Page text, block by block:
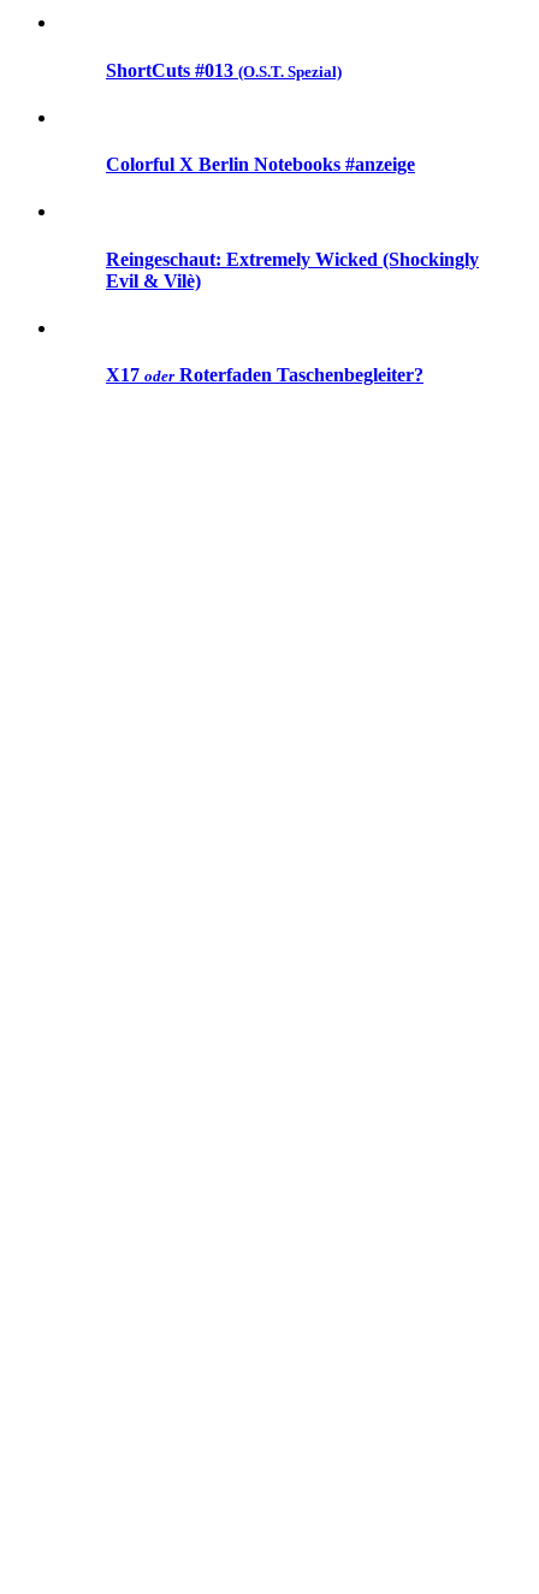
ShortCuts #013 (O.S.T. Spezial)
Colorful X Berlin Notebooks #anzeige
Reingeschaut: Extremely Wicked (Shockingly
Evil & Vilè)
X17 oder Roterfaden Taschenbegleiter?